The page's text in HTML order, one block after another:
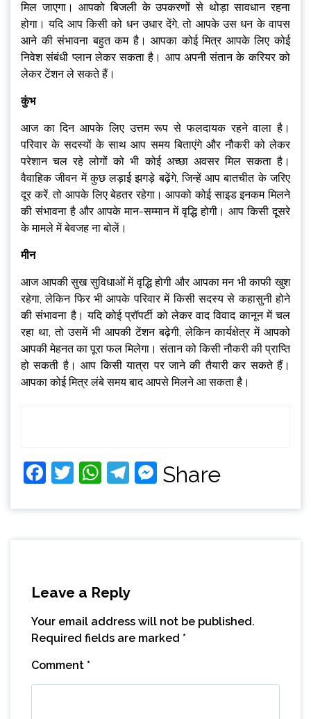
मिल जाएगा। आपको बिजली के उपकरणों से थोड़ा सावधान रहना
होगा। यदि आप किसी को धन उधार देंगे, तो आपके उस धन के वापस
आने की संभावना बहुत कम है। आपका कोई मित्र आपके लिए कोई
निवेश संबंधी प्लान लेकर सकता है। आप अपनी संतान के करियर को
लेकर टेंशन ले सकते हैं।
कुंभ
आज का दिन आपके लिए उत्तम रूप से फलदायक रहने वाला है।
परिवार के सदस्यों के साथ आप समय बिताएंगे और नौकरी को लेकर
परेशान चल रहे लोगों को भी कोई अच्छा अवसर मिल सकता है।
वैवाहिक जीवन में कुछ लड़ाई झगड़े बढ़ेंगे, जिन्हें आप बातचीत के जरिए
दूर करें, तो आपके लिए बेहतर रहेगा। आपको कोई साइड इनकम मिलने
की संभावना है और आपके मान-सम्मान में वृद्धि होगी। आप किसी दूसरे
के मामले में बेवजह ना बोलें।
मीन
आज आपकी सुख सुविधाओं में वृद्धि होगी और आपका मन भी काफी खुश
रहेगा, लेकिन फिर भी आपके परिवार में किसी सदस्य से कहासुनी होने
की संभावना है। यदि कोई प्रॉपर्टी को लेकर वाद विवाद कानून में चल
रहा था, तो उसमें भी आपकी टेंशन बढ़ेगी, लेकिन कार्यक्षेत्र में आपको
आपकी मेहनत का पूरा फल मिलेगा। संतान को किसी नौकरी की प्राप्ति
हो सकती है। आप किसी यात्रा पर जाने की तैयारी कर सकते हैं।
आपका कोई मित्र लंबे समय बाद आपसे मिलने आ सकता है।
Facebook
Twitter
WhatsApp
Telegram
Messenger
Share
Leave a Reply
Your email address will not be published.
Required fields are marked *
Comment *